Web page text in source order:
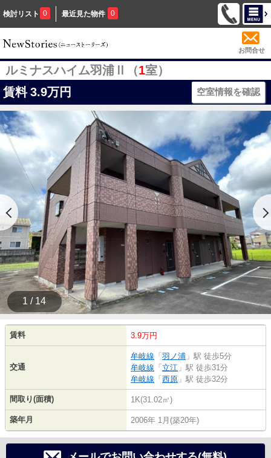
検討リスト 0 最近見た物件 0
お問合せ
ルミナスハイム羽浦Ⅱ（1室）
賃料 3.9万円 空室情報を確認
1 / 14
賃料 3.9万円
交通
牟岐線 「 羽ノ浦 」駅 徒歩5分
牟岐線 「 立江 」駅 徒歩31分
牟岐線 「 西原 」駅 徒歩32分
間取り(面積) 1K(31.02㎡)
築年月 2006年 1月(築20年)